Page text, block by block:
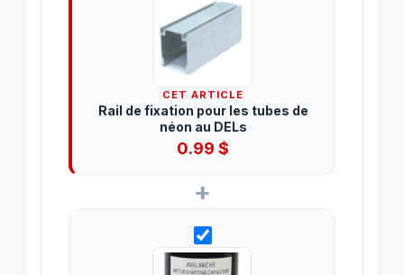
CET ARTICLE
Rail de fixation pour les tubes de
néon au DELs
0.99$
+